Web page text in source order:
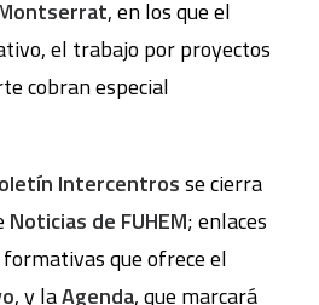
, en los que el
el trabajo por proyectos
cobran especial
Intercentrosse cierra
Noticias de FUHEM; enlaces
que ofrece el
, y laAgenda, que marcará